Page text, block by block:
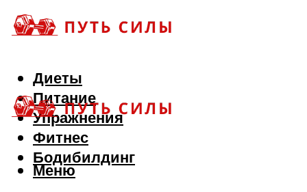
Диеты
Питание
Упражнения
Фитнес
Бодибилдинг
Меню